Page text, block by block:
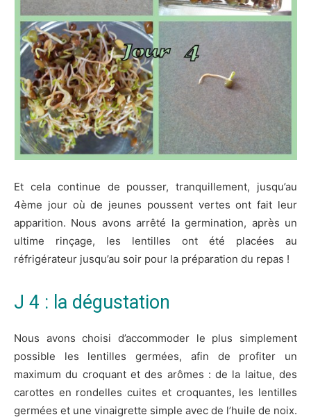
Et cela continue de pousser, tranquillement, jusqu’au
4ème jour où de jeunes poussent vertes ont fait leur
apparition. Nous avons arrêté la germination, après un
ultime rinçage, les lentilles ont été placées au
réfrigérateur jusqu’au soir pour la préparation du repas !
J 4 : la dégustation
Nous avons choisi d’accommoder le plus simplement
possible les lentilles germées, afin de profiter un
maximum du croquant et des arômes : de la laitue, des
carottes en rondelles cuites et croquantes, les lentilles
germées et une vinaigrette simple avec de l’huile de noix.